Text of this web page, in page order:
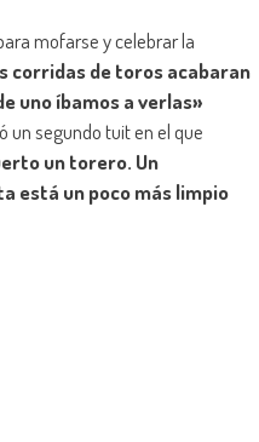
mofarse y celebrar la
corridas de toros acabaran
uno íbamos a verlas»
un segundo tuit en el que
un torero. Un
está un poco más limpio